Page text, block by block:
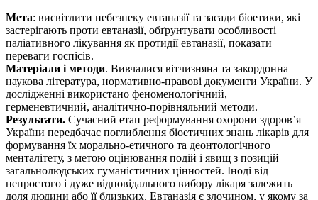
Мета: висвітлити небезпеку евтаназії та засади біоетики, які
застерігають проти евтаназії, обґрунтувати особливості
паліативного лікування як протидії евтаназії, показати
переваги госпісів.
Матеріали і методи. Вивчалися вітчизняна та закордонна
наукова література, нормативно-правові документи України. У
дослідженні використано феноменологічний,
герменевтичний, аналітично-порівняльний методи.
Результати. Сучасний етап реформування охорони здоров’я
України передбачає поглиблення біоетичних знань лікарів для
формування їх морально-етичного та деонтологічного
менталітету, з метою оцінювання подій і явищ з позицій
загальнолюдських гуманістичних цінностей. Іноді від
непростого і дуже відповідального вибору лікаря залежить
доля людини або її близьких. Евтаназія є злочином, у якому за